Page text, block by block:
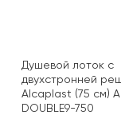
Душевой лоток с
двухстронней
Alcaplast (75 см)
DOUBLE9-750